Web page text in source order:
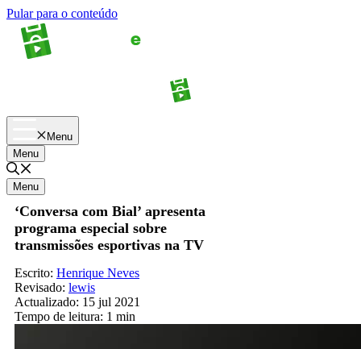
Pular para o conteúdo
Menu
Menu
Menu
‘Conversa com Bial’ apresenta
programa especial sobre
transmissões esportivas na TV
Escrito: Henrique Neves
Revisado: lewis
Actualizado: 15 jul 2021
Tempo de leitura: 1 min